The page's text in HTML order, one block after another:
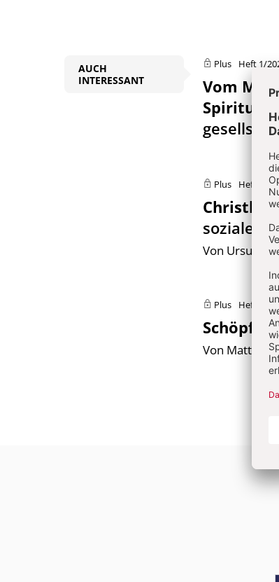
AUCH
INTERESSANT
Plus Heft 1/
Vom
Plus Heft 1/
Von Ursula
Plus Heft 1/
Von Mattias